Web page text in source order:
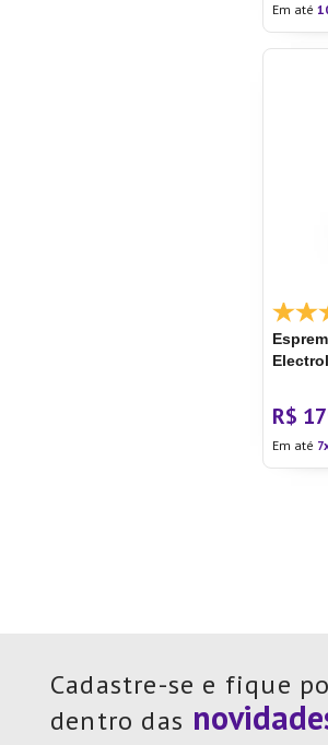
Em até
R$
Em até 7
Cadastre-se e fique
dentro das